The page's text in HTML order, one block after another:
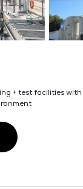
+ test facilities with